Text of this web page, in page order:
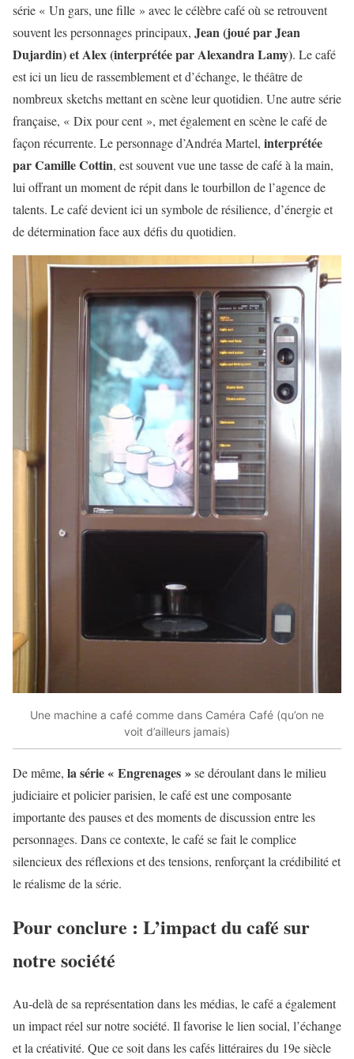
série « Un gars, une fille » avec le célèbre café où se retrouvent
souvent les personnages principaux, Jean (joué par Jean
Dujardin) et Alex (interprétée par Alexandra Lamy). Le café
est ici un lieu de rassemblement et d’échange, le théâtre de
nombreux sketchs mettant en scène leur quotidien. Une autre série
française, « Dix pour cent », met également en scène le café de
façon récurrente. Le personnage d’Andréa Martel, interprétée
par Camille Cottin, est souvent vue une tasse de café à la main,
lui offrant un moment de répit dans le tourbillon de l’agence de
talents. Le café devient ici un symbole de résilience, d’énergie et
de détermination face aux défis du quotidien.
Une machine a café comme dans Caméra Café (qu’on ne
voit d’ailleurs jamais)
De même, la série « Engrenages »se déroulant dans le milieu
judiciaire et policier parisien, le café est une composante
importante des pauses et des moments de discussion entre les
personnages. Dans ce contexte, le café se fait le complice
silencieux des réflexions et des tensions, renforçant la crédibilité et
le réalisme de la série.
Pour conclure : L’impact du café sur
notre société
Au-delà de sa représentation dans les médias, le café a également
un impact réel sur notre société. Il favorise le lien social, l’échange
et la créativité. Que ce soit dans les cafés littéraires du 19e siècle